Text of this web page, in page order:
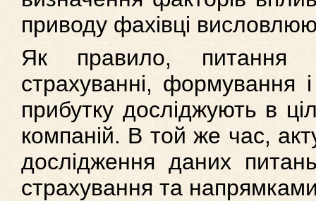
приводу фахівці
Як правило, питання
страхуванні, формування
прибутку досліджують в
компаній. В той же час,
дослідження даних
страхування та